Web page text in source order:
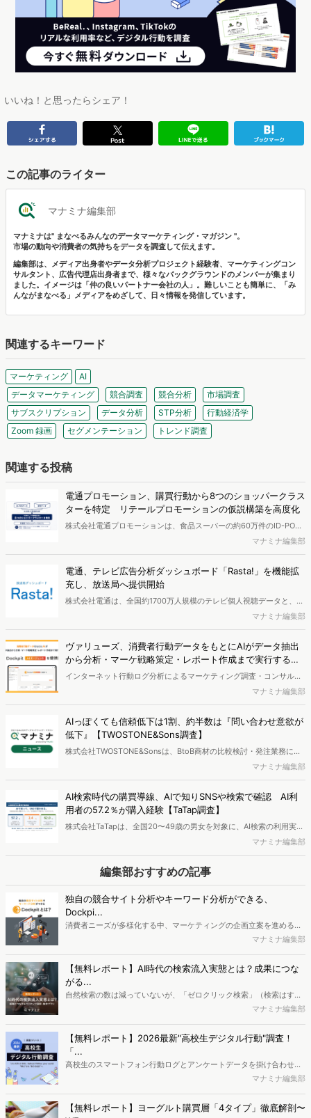
いいね！と思ったらシェア！
この記事のライター
マナミナ編集部
マナミナは" まなべるみんなのデータマーケティング・マガジン "。
市場の動向や消費者の気持ちをデータを調査して伝えます。
編集部は、メディア出身者やデータ分析プロジェクト経験者、マーケティングコン
サルタント、広告代理店出身者まで、様々なバックグラウンドのメンバーが集まり
ました。イメージは「仲の良いパートナー会社の人」。難しいことも簡単に、「み
んながまなべる」メディアをめざして、日々情報を発信しています。
関連するキーワード
マーケティング
AI
データマーケティング
競合調査 競合分析
市場調査
サブスクリプション
データ分析 STP分析
行動経済学
Zoom 録画
セグメンテーション トレンド調査
関連する投稿
電通プロモーション、購買行動から8つのショッパークラス
ターを特定 リテールプロモーションの仮説構築を高度化
株式会社電通プロモーションは、食品スーパーの約60万件のID-POS
データと生活者の定性データをAIで分析し、購買行動の特徴に基づい
た8つのショッパークラスターを特定しました。これにより購買時点
における生活者の意識や行動背景の把握が可能となり、リテールプロ
モーションにおけるプランニングの高速化と高精度化を実現できると
いいます。
マナミナ編集部
電通、テレビ広告分析ダッシュボード「Rasta!」を機能拡
充し、放送局へ提供開始
株式会社電通は、全国約1700万人規模のテレビ個人視聴データと、独
自の大規模生活者意識調査データを掛け合わせて、テレビ広告のデー
タ集計や広告効果の分析ができるダッシュボード「Rasta!
（Resourceful Analysis System of TV Audience：ラスタ）」の機能
を拡充し、放送局への提供を開始したことを発表しました。
マナミナ編集部
ヴァリューズ、消費者行動データをもとにAIがデータ抽出
から分析・マーケ戦略策定・レポート作成まで実行する
「Dockpit AIエージェント」を提供開始
インターネット行動ログ分析によるマーケティング調査・コンサルテ
ィングサービスを提供する株式会社ヴァリューズは、国内最大規模
250万人のWeb行動ログデータを基盤としたマーケティングリサーチ
エンジン「Dockpit（ドックピット）」の新機能として、AIが市場分
析から仮説構築、レポート作成までを自律的にサポートする
「Dockpit AIエージェント」の提供を開始いたしました。
マナミナ編集部
AIっぽくても信頼低下は1割、約半数は『問い合わせ意欲が
低下』【TWOSTONE&Sons調査】
株式会社TWOSTONE&Sonsは、BtoB商材の比較検討・発注業務に携
わる担当者を対象に、コンテンツのAIっぽさに関する意識調査を実施
し、結果を公開しました。
マナミナ編集部
AI検索時代の購買導線、AIで知りSNSや検索で確認 AI利
用者の57.2％が購入経験【TaTap調査】
株式会社TaTapは、全国20〜49歳の男女を対象に、AI検索の利用実態
と、AIで知った商品をどこで確かめているかを調査し、結果を公開し
ました。
マナミナ編集部
編集部おすすめの記事
独自の競合サイト分析やキーワード分析ができる、
Dockpi...
消費者ニーズが多様化する中、マーケティングの企画立案を進める上
で、競合分析や消費者分析の重要性がより高まっています。Web行動
データを活用し、Web上の消費者行動を起点とした競合サイト分析や
消費者分析が可能です。今回はDockpitならではの利便性の高い機能
や活用方法を解説します。
マナミナ編集部
【無料レポート】AI時代の検索流入実態とは？成果につな
がる...
自然検索の数は減っていないが、「ゼロクリック検索」（検索はする
がページには流入しない）の割合が増加しているのが、AI時代の検索
か、また、要因を理解した上で、成果に確実につながるコンテンツを
制作するにはどうするべきなのでしょうか。本レポートはこのような
疑問をお抱えのSEO・Webマーケティングご担当者様におすすめの内
容となっています。※本レポートは記事のフォームから無料でダウン
マナミナ編集部
【無料レポート】2026最新"高校生デジタル行動"調査！
「...
高校生のスマートフォン行動ログとアンケートデータを掛け合わせ、
最新の若年層（高校生）におけるデジタル行動実態やSNSの利用傾向
ち、スマートフォンを取り巻く環境が成熟するなか、新興SNSの台頭
マナミナ編集部
【無料レポート】ヨーグルト購買層「4タイプ」徹底解剖〜